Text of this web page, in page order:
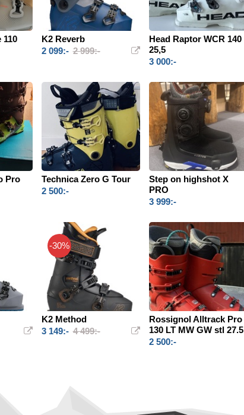
110
K2 Reverb
2 099:- 2 999:-
Head Raptor WCR 140
25,5
3 000:-
Pro
Technica Zero G Tour
2 500:-
Step on highshot X
PRO
3 999:-
-30%
K2 Method
3 149:- 4 499:-
Rossignol Alltrack Pro
130 LT MW GW stl 27.5
2 500:-